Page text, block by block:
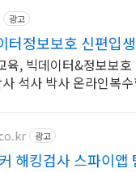
광고
터정보보호 신편입
, 빅데이터&정보보
석사 박사 온라인복
광고
해킹검사 스파이앱